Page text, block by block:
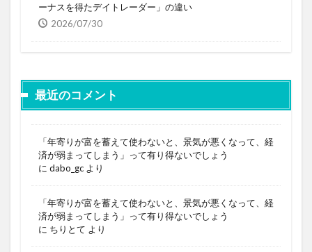
ーナスを得たデイトレーダー」の違い
2026/07/30
最近のコメント
「年寄りが富を蓄えて使わないと、景気が悪くなって、経
済が弱まってしまう」って有り得ないでしょう
に dabo_gc より
「年寄りが富を蓄えて使わないと、景気が悪くなって、経
済が弱まってしまう」って有り得ないでしょう
に ちりとて より